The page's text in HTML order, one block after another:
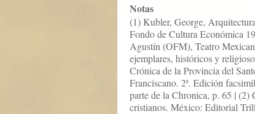
Notas
(1) Kubler, George,
Fondo de Cultura Económica
Agustín (OFM), Teatro
ejemplares, históricos y
Crónica de la Provincia del
Franciscano. 2ª. Edición
parte de la Chronica, p. 65 | (2)
cristianos. México: Editorial